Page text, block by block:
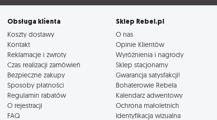
Obsługa klienta
Koszty dostawy
Kontakt
Reklamacje i zwroty
Czas realizacji zamówień
Bezpieczne zakupy
Sposoby płatności
Regulamin rabatów
O rejestracji
FAQ
Sklep Rebel.pl
O nas
Opinie Klientów
Wyróżnienia i nagrody
Sklep stacjonarny
Gwarancja satysfakcji!
Bohaterowie Rebela
Kalendarz adwentowy
Ochrona małoletnich
Identyfikacja wizualna